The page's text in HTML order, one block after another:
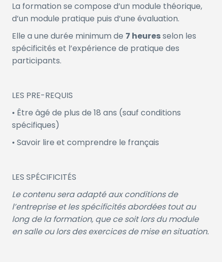
La formation se compose d’un module théorique,
d’un module pratique puis d’une évaluation.
Elle a une durée minimum de 7 heuresselon les
spécificités et l’expérience de pratique des
participants.
LES PRE-REQUIS
• Être âgé de plus de 18 ans (sauf conditions
spécifiques)
• Savoir lire et comprendre le français
LES SPÉCIFICITÉS
Le contenu sera adapté aux conditions de
l’entreprise et les spécificités abordées tout au
long de la formation, que ce soit lors du module
en salle ou lors des exercices de mise en situation.